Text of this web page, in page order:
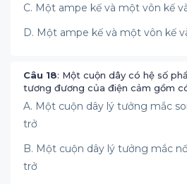
C. Một ampe kế và một vôn kế
D. Một ampe kế và một vôn kế
Câu 18: Một cuộn dây có hệ số
tương đương của điện cảm gồm
A. Một cuộn dây lý tưởng mắc
trở
B. Một cuộn dây lý tưởng mắc
trở